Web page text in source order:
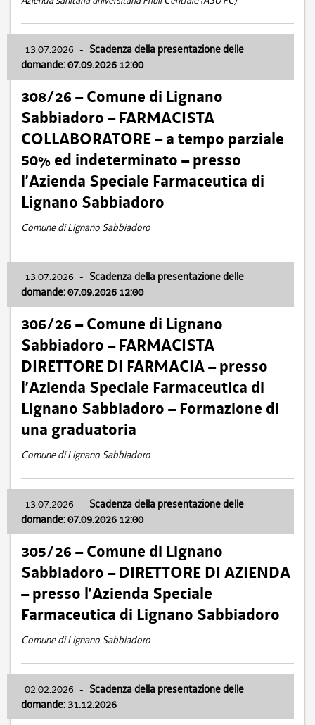
13.07.2026 - Scadenza della presentazione delle
domande: 07.09.2026 12:00
308/26 – Comune di Lignano
Sabbiadoro – FARMACISTA
COLLABORATORE – a tempo parziale
50% ed indeterminato – presso
l’Azienda Speciale Farmaceutica di
Lignano Sabbiadoro
Comune di Lignano Sabbiadoro
13.07.2026 - Scadenza della presentazione delle
domande: 07.09.2026 12:00
306/26 – Comune di Lignano
Sabbiadoro – FARMACISTA
DIRETTORE DI FARMACIA – presso
l’Azienda Speciale Farmaceutica di
Lignano Sabbiadoro – Formazione di
una graduatoria
Comune di Lignano Sabbiadoro
13.07.2026 - Scadenza della presentazione delle
domande: 07.09.2026 12:00
305/26 – Comune di Lignano
Sabbiadoro – DIRETTORE DI AZIENDA
– presso l’Azienda Speciale
Farmaceutica di Lignano Sabbiadoro
Comune di Lignano Sabbiadoro
02.02.2026 - Scadenza della presentazione delle
domande: 31.12.2026